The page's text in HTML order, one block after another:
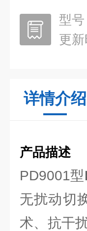
型号
更新
详情介绍
产品描述
PD9001型
无扰动切
术、抗干